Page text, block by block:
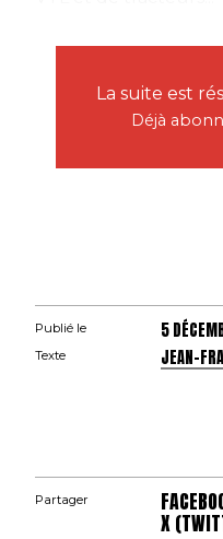
La suite est
Déjà
Publié le 5
Texte JEAN-
Partager
X